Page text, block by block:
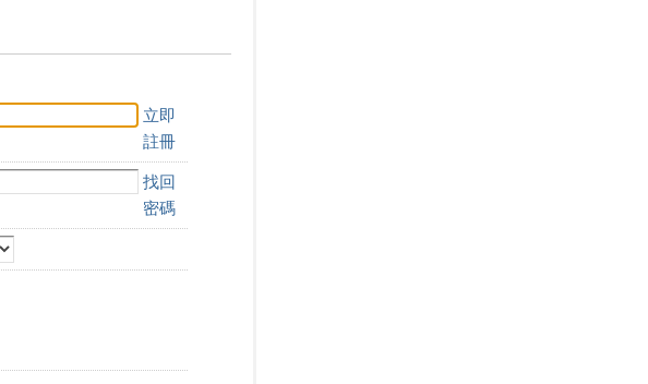
立即
註冊
找回
密碼